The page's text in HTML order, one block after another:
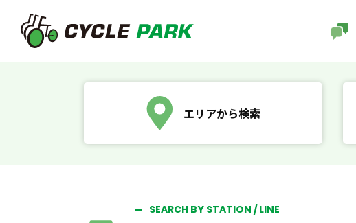
エリアから検索
SEARCH BY STATION / LINE